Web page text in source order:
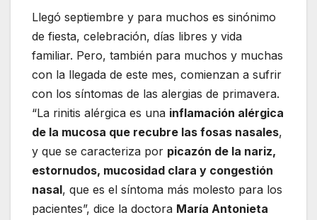
Llegó septiembre y para muchos es sinónimo
de fiesta, celebración, días libres y vida
familiar. Pero, también para muchos y muchas
con la llegada de este mes, comienzan a sufrir
con los síntomas de las alergias de primavera.
“La rinitis alérgica es una inflamación alérgica
de la mucosa que recubre las fosas nasales,
y que se caracteriza por picazón de la nariz,
estornudos, mucosidad clara y congestión
nasal, que es el síntoma más molesto para los
pacientes”, dice la doctora María Antonieta